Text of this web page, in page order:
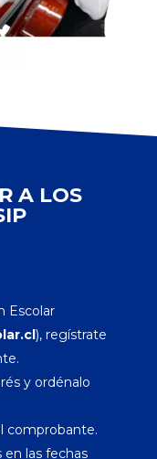
A LOS
Escolar
), regístrate
y ordénalo
comprobante.
en las fechas